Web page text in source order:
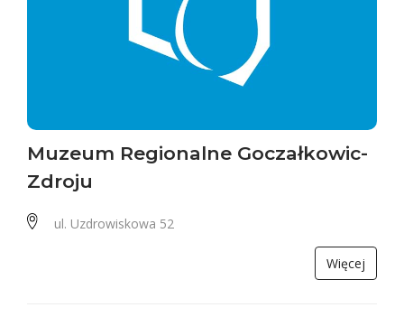
Muzeum Regionalne Goczałkowic-
Zdroju
ul. Uzdrowiskowa 52
Więcej